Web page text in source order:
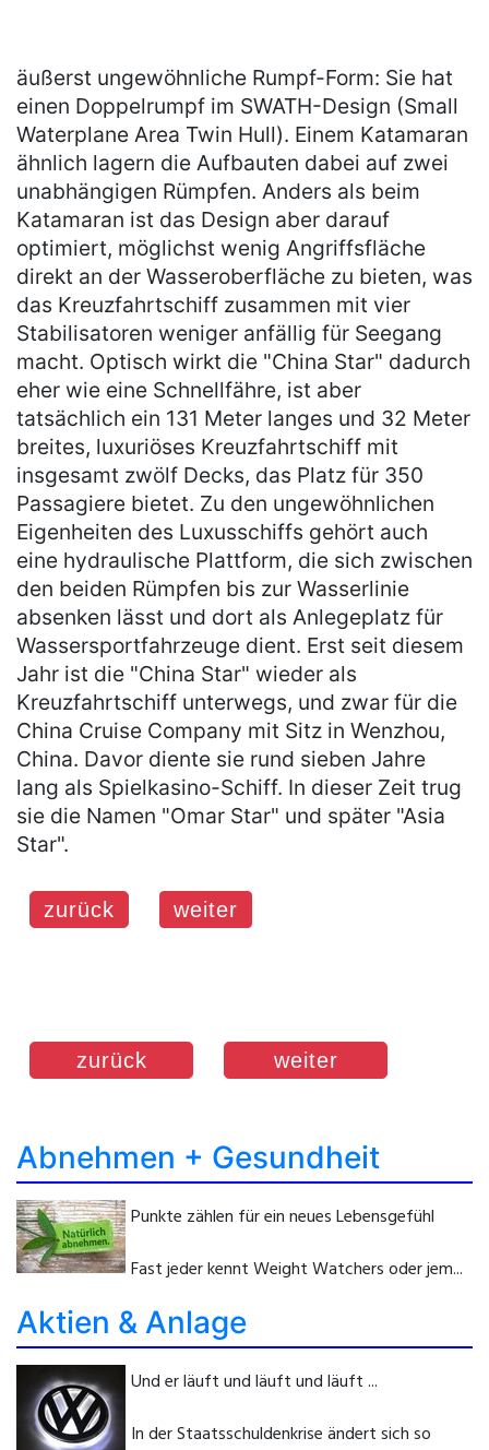
äußerst ungewöhnliche Rumpf-Form: Sie hat
einen Doppelrumpf im SWATH-Design (Small
Waterplane Area Twin Hull). Einem Katamaran
ähnlich lagern die Aufbauten dabei auf zwei
unabhängigen Rümpfen. Anders als beim
Katamaran ist das Design aber darauf
optimiert, möglichst wenig Angriffsfläche
direkt an der Wasseroberfläche zu bieten, was
das Kreuzfahrtschiff zusammen mit vier
Stabilisatoren weniger anfällig für Seegang
macht. Optisch wirkt die "China Star" dadurch
eher wie eine Schnellfähre, ist aber
tatsächlich ein 131 Meter langes und 32 Meter
breites, luxuriöses Kreuzfahrtschiff mit
insgesamt zwölf Decks, das Platz für 350
Passagiere bietet. Zu den ungewöhnlichen
Eigenheiten des Luxusschiffs gehört auch
eine hydraulische Plattform, die sich zwischen
den beiden Rümpfen bis zur Wasserlinie
absenken lässt und dort als Anlegeplatz für
Wassersportfahrzeuge dient. Erst seit diesem
Jahr ist die "China Star" wieder als
Kreuzfahrtschiff unterwegs, und zwar für die
China Cruise Company mit Sitz in Wenzhou,
China. Davor diente sie rund sieben Jahre
lang als Spielkasino-Schiff. In dieser Zeit trug
sie die Namen "Omar Star" und später "Asia
Star".
zurück weiter
zurück weiter
Abnehmen + Gesundheit
Punkte zählen für ein neues Lebensgefühl
Fast jeder kennt Weight Watchers oder jem...
Aktien & Anlage
Und er läuft und läuft und läuft ...
In der Staatsschuldenkrise ändert sich so